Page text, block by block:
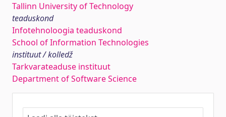
Tallinn University of Technology
teaduskond
Infotehnoloogia teaduskond
School of Information Technologies
instituut / kolledž
Tarkvarateaduse instituut
Department of Software Science